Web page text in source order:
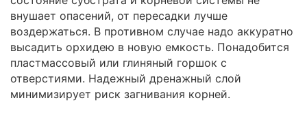
внушает опасений, от пересадки лучше
воздержаться. В противном случае надо аккуратно
высадить орхидею в новую емкость. Понадобится
пластмассовый или глиняный горшок с
отверстиями. Надежный дренажный слой
минимизирует риск загнивания корней.